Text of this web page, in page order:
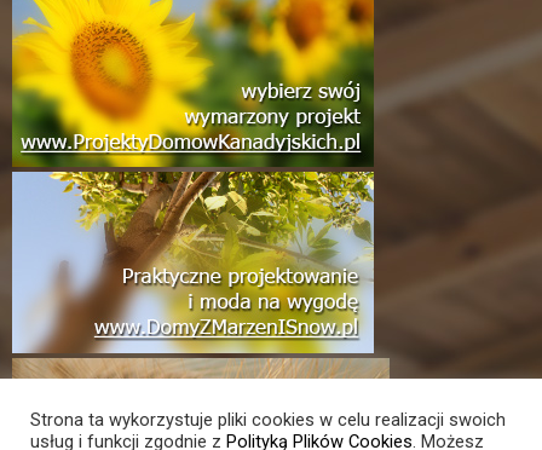
Strona ta wykorzystuje pliki cookies w celu realizacji swoich
usług i funkcji zgodnie z Polityką Plików Cookies. Możesz